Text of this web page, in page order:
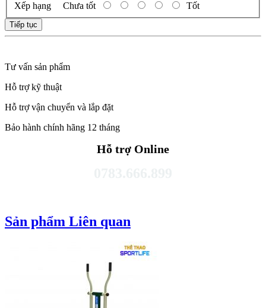
Xếp hạng Chưa tốt Tốt
Tiếp tục
Tư vấn sản phẩm
Hỗ trợ kỹ thuật
Hỗ trợ vận chuyển và lắp đặt
Bảo hành chính hãng 12 tháng
Hỗ trợ Online
Sản phẩm Liên quan